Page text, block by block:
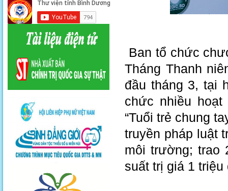
Ban tổ chức
Tháng Thanh
đầu tháng 3, tại
chức nhiều
“Tuổi trẻ chung
truyền pháp luật
môi trường; trao
suất trị giá 1 triệu